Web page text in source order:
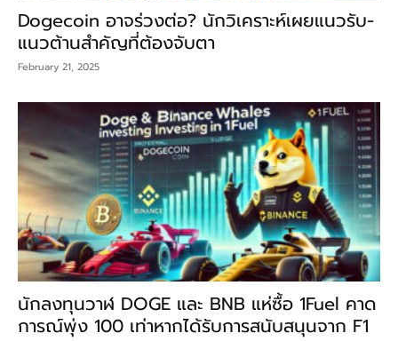
Dogecoin อาจร่วงต่อ? นักวิเคราะห์เผยแนวรับ-
แนวต้านสำคัญที่ต้องจับตา
February 21, 2025
นักลงทุนวาฬ DOGE และ BNB แห่ซื้อ 1Fuel คาด
การณ์พุ่ง 100 เท่าหากได้รับการสนับสนุนจาก F1